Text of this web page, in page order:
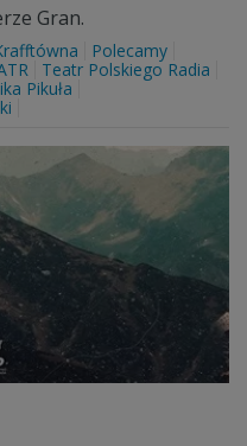
Gran.
Polecamy
Teatr Polskiego Radia
Pikuła